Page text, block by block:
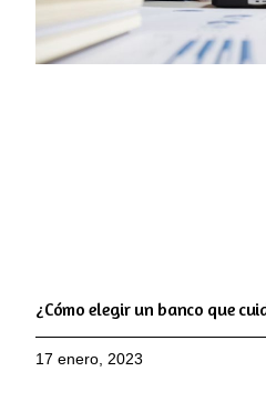
¿Cómo elegir un banco que
17 enero, 2023